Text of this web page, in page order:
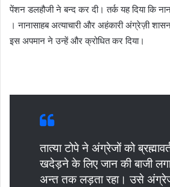
पेंशन डलहौजी ने बन्द कर दी। तर्क यह दिया कि
। नानासाहब अत्याचारी और अहंकारी अंग्रेज़ी
इस अपमान ने उन्हें और क्रोधित कर दिया।
तात्या टोपे ने अंग्रेजों को
खदेड़ने के लिए जान की बाजी
अन्त तक लड़ता रहा। उसे